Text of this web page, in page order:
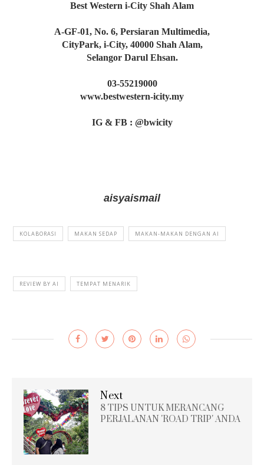
Best Western i-City Shah Alam
A-GF-01, No. 6, Persiaran Multimedia,
CityPark, i-City, 40000 Shah Alam,
Selangor Darul Ehsan.
03-55219000
www.bestwestern-icity.my
IG & FB : @bwicity
aisyaismail
KOLABORASI MAKAN SEDAP MAKAN-MAKAN DENGAN AI
REVIEW BY AI TEMPAT MENARIK
Next
8 TIPS UNTUK MERANCANG
PERJALANAN 'ROAD TRIP' ANDA